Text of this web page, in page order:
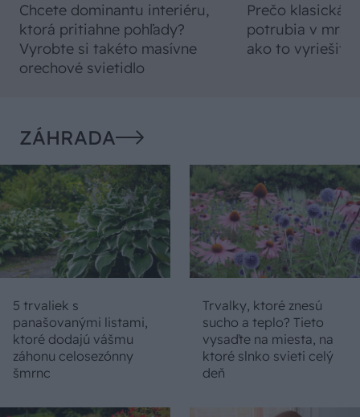
Chcete dominantu interiéru,
ktorá pritiahne pohľady?
Vyrobte si takéto masívne
orechové svietidlo
Prečo klasická
potrubia v
ako to vyriešiť
ZÁHRADA
5 trvaliek s
panašovanými listami,
ktoré dodajú vášmu
záhonu celosezónny
šmrnc
Trvalky, ktoré znesú
sucho a teplo? Tieto
vysaďte na miesta, na
ktoré slnko svieti celý
deň